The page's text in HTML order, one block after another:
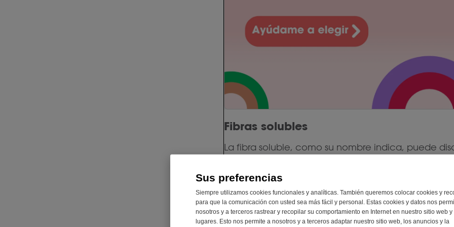
Sus preferencias
Siempre utilizamos cookies funcionales y analíticas. También queremos colocar cookies y
para que la comunicación con usted sea más fácil y personal. Estas cookies y datos nos
nosotros y a terceros rastrear y recopilar su comportamiento en Internet en nuestro sitio web y
lugares. Esto nos permite a nosotros y a terceros adaptar nuestro sitio web, los anuncios y la
Fibras solubles
La fibra soluble, como su nombre indica, puede
de ingerirlas, estas fibras se disuelven al pasar por
que ciertos nutrientes, como las grasas y los
organismo. La fibra soluble también hace que te
lleno más tiempo después de comer. Esto puede
normal. La mayor parte de la fibra soluble es
Por lo tanto, no se digieren, sino que se